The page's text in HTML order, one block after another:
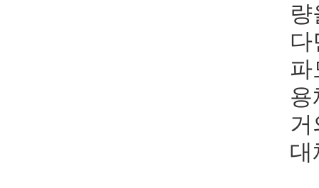
다
파
용
거
대